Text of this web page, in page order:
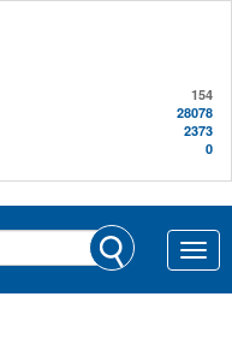
154
28078
2373
0
Toggle